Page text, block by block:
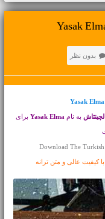
بدون نظر
به نام Yasak Elmaبرای
Download The